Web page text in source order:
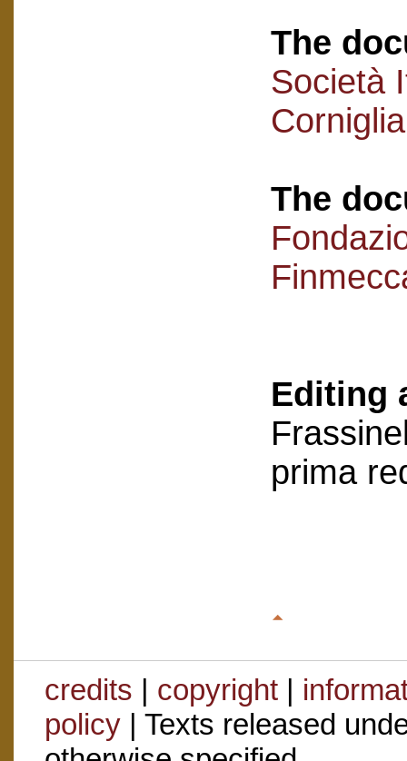
The
Società
The
Editing
prima
credits | copyright|
policy| Texts released